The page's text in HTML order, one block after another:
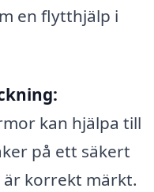
en flytthjälp i
kan hjälpa till
på ett säkert
korrekt märkt.